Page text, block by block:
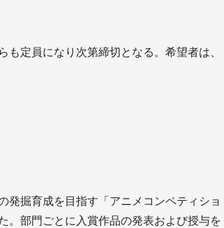
定員になり次第締切となる。希望者は、
発掘育成を目指す「アニメコンペティショ
。部門ごとに入賞作品の発表および授与を